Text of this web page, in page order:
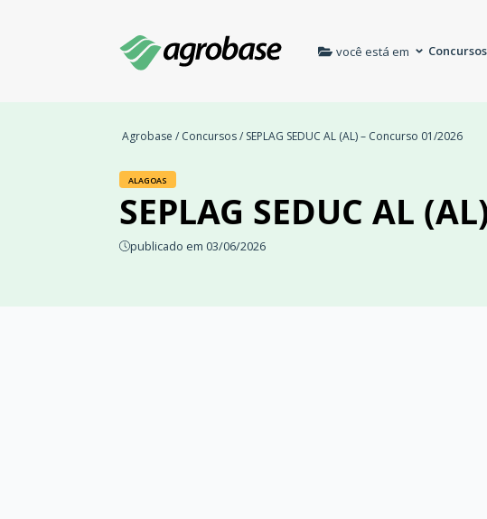
você está em Concursos
Agrobase / Concursos/ SEPLAG SEDUC AL (AL) – Concurso 01/2026
ALAGOAS
SEPLAG SEDUC AL
publicado em 03/06/2026